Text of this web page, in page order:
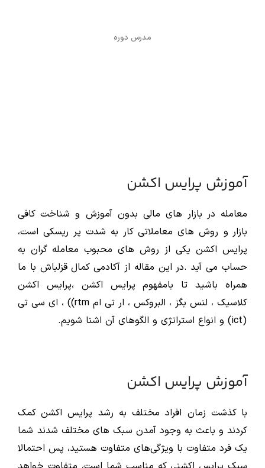
مدرس دوره
آموزش پرایس اکشن
معامله در بازار های مالی بدون آموزش و شناخت کافی
بازار و روش های معاملاتی کار به شدت پر ریسکی است،
پرایس اکشن یکی از روش های محبوب معامله گران به
حساب می آید .در این مقاله از آکادمی کمال قزلباش با ما
همراه باشید تا بامفهوم پرایس اکشن ،پرایس اکشن
کلاسیک ، لنس بگز ، البروکس ، ار تی ام rtm)) ، ای سی تی
(ict) و انواع استراتژی و الگوهای آن اشنا شویم.
آموزش پرایس اکشن
با کذشت زمان افراد مختلف به رشد پرایس اکشن کمک
کردند و باعث به وجود آمدن سبک های مختلف شدند شما
یک فرد متفاوت با ویژگی‌های متفاوت هستید، پس احتمالا